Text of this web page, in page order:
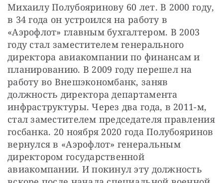
Михаилу Полубояринову 60 лет. В 2000 году,
в 34 года он устроился на работу в
«Аэрофлот» главным бухгалтером. В 2003
году стал заместителем генерального
директора авиакомпании по финансам и
планированию. В 2009 году перешел на
работу во Внешэкономбанк, заняв
должность директора департамента
инфраструктуры. Через два года, в 2011-м,
стал заместителем председателя правления
госбанка. 20 ноября 2020 года Полубояринов
вернулся в «Аэрофлот» генеральным
директором государственной
авиакомпании. И покинул эту должность